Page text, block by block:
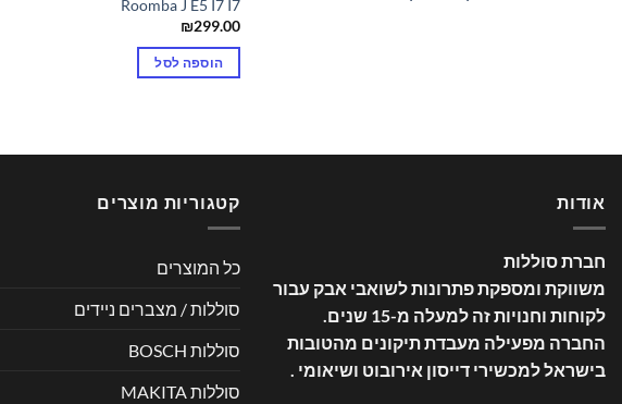
Roomba J E5 I7 I7
₪299.00
הוספה לסל
אודות
חברת סוללות
משווקת ומספקת פתרונות לשואבי אבק עבור
לקוחות וחנויות זה למעלה מ-15 שנים
.
החברה מפעילה מעבדת תיקונים מהטובות
בישראל למכשירי דייסון אירובוט ושיאומי .
קטגוריות מוצרים
כל המוצרים
סוללות / מצברים ניידים
סוללות BOSCH
סוללות MAKITA